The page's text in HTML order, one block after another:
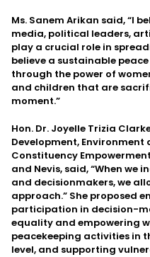
Ms. Sanem Arikan said, “I
media, political leaders,
play a crucial role in
believe a sustainable
through the power of
and children that are
moment.”
Hon. Dr. Joyelle Trizia
Development,
Constituency
and Nevis, said, “When we
and decisionmakers, we
approach.” She proposed
participation in decision-
equality and empowering
peacekeeping activities in
level, and supporting